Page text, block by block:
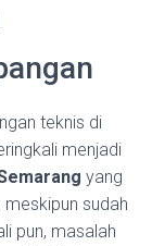
teknis di
menjadi
yang
sudah
pun, masalah